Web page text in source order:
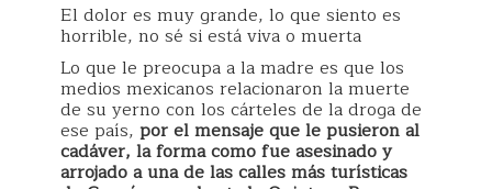
El dolor es muy grande, lo que siento es
horrible, no sé si está viva o muerta
Lo que le preocupa a la madre es que los
medios mexicanos relacionaron la muerte
de su yerno con los cárteles de la droga de
ese país, por el mensaje que le pusieron al
cadáver, la forma como fue asesinado y
arrojado a una de las calles más turísticas